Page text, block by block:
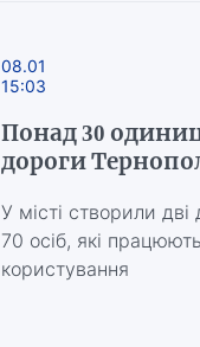
08.01
15:03
Понад 30
дороги
У місті створили дві
70 осіб, які
користування